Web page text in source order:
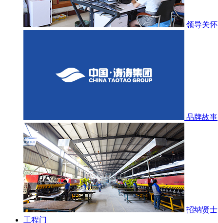
领导关怀
品牌故事
招纳贤士
工程门